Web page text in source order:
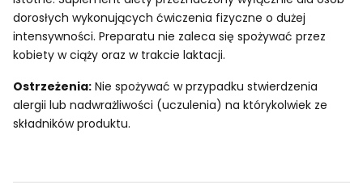
dorosłych wykonujących ćwiczenia fizyczne o dużej
intensywności. Preparatu nie zaleca się spożywać przez
kobiety w ciąży oraz w trakcie laktacji.
Ostrzeżenia: Nie spożywać w przypadku stwierdzenia
alergii lub nadwrażliwości (uczulenia) na którykolwiek ze
składników produktu.